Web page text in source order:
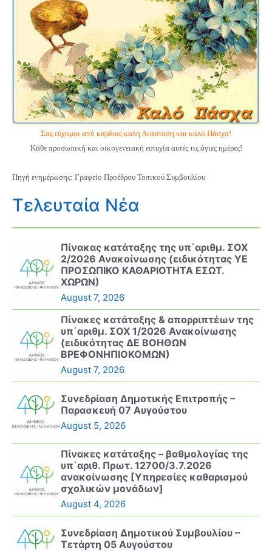
Σας εύχομαι από καρδιάς καλή Ανάσταση και καλό Πάσχα!
Κάθε προσωπική και οικογενειακή ευτυχία αυτές τις άγιες ημέρες!
Πηγή ενημέρωσης: Γραφείο Προέδρου Τοπικού Συμβουλίου
Τελευταία Νέα
Πίνακας κατάταξης της υπ΄αριθμ. ΣΟΧ
2/2026 Ανακοίνωσης (ειδικότητας ΥΕ
ΠΡΟΣΩΠΙΚΟ ΚΑΘΑΡΙΟΤΗΤΑ ΕΣΩΤ.
ΧΩΡΩΝ)
August 7, 2026
Πίνακες κατάταξης & απορριπτέων της
υπ΄αριθμ. ΣΟΧ 1/2026 Ανακοίνωσης
(ειδικότητας ΔΕ ΒΟΗΘΩΝ
ΒΡΕΦΟΝΗΠΙΟΚΟΜΩΝ)
August 7, 2026
Συνεδρίαση Δημοτικής Επιτροπής –
Παρασκευή 07 Αυγούστου
August 5, 2026
Πίνακες κατάταξης – βαθμολογίας της
υπ΄αριθ. Πρωτ. 12700/3.7.2026
ανακοίνωσης [Υπηρεσίες καθαρισμού
σχολικών μονάδων]
August 4, 2026
Συνεδρίαση Δημοτικού Συμβουλίου –
Τετάρτη 05 Αυγούστου